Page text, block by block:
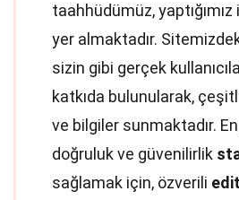
taahhüdümüz,
yer almaktadır.
sizin gibi gerçek
katkıda bulunularak, çeşitli
ve bilgiler sunmaktadır.
doğruluk ve güvenilirlik
sağlamak için, özverili